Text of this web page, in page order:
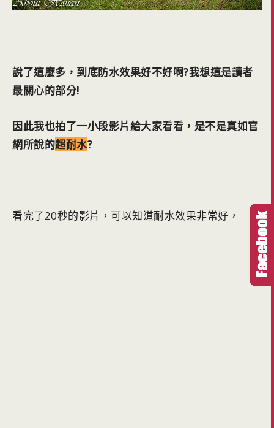
說了這麼多，到底防水效果好不好啊?我想這是讀者
最關心的部分!
因此我也拍了一小段影片給大家看看，是不是真如官
網所說的超耐水?
看完了20秒的影片，可以知道耐水效果非常好，